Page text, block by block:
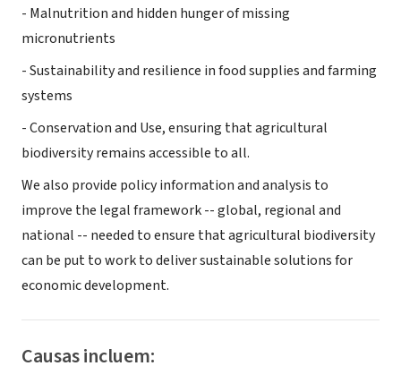
- Malnutrition and hidden hunger of missing
micronutrients
- Sustainability and resilience in food supplies and farming
systems
- Conservation and Use, ensuring that agricultural
biodiversity remains accessible to all.
We also provide policy information and analysis to
improve the legal framework -- global, regional and
national -- needed to ensure that agricultural biodiversity
can be put to work to deliver sustainable solutions for
economic development.
Causas incluem: